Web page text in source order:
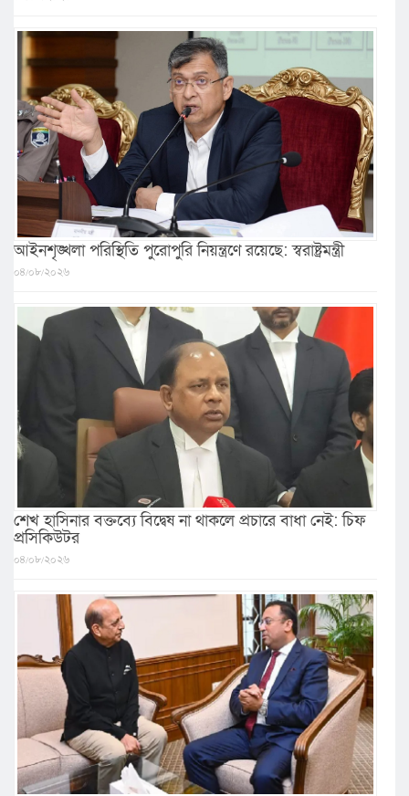
আইনশৃঙ্খলা পরিস্থিতি পুরোপুরি নিয়ন্ত্রণে রয়েছে: স্বরাষ্ট্রমন্ত্রী
০৪/০৮/২০২৬
শেখ হাসিনার বক্তব্যে বিদ্বেষ না থাকলে প্রচারে বাধা নেই: চিফ
প্রসিকিউটর
০৪/০৮/২০২৬